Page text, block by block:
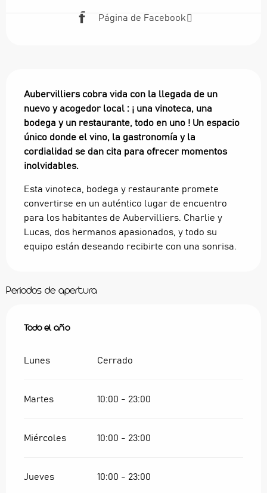
Página de Facebook
Aubervilliers cobra vida con la llegada de un
nuevo y acogedor local : ¡ una vinoteca, una
bodega y un restaurante, todo en uno ! Un espacio
único donde el vino, la gastronomía y la
cordialidad se dan cita para ofrecer momentos
inolvidables.
Esta vinoteca, bodega y restaurante promete
convertirse en un auténtico lugar de encuentro
para los habitantes de Aubervilliers. Charlie y
Lucas, dos hermanos apasionados, y todo su
equipo están deseando recibirte con una sonrisa.
Periodos de apertura
Todo el año
Todo el año
Lunes Cerrado
Martes 10:00 - 23:00
Miércoles 10:00 - 23:00
Jueves 10:00 - 23:00